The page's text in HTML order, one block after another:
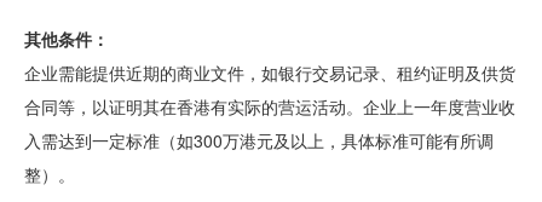
其他条件：
企业需能提供近期的商业文件，如银行交易记录、租约证明及供货
合同等，以证明其在香港有实际的营运活动。企业上一年度营业收
入需达到一定标准（如300万港元及以上，具体标准可能有所调
整）。